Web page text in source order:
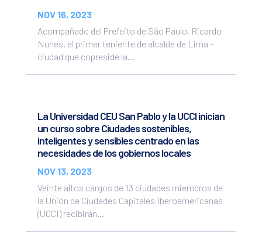
NOV 16, 2023
Acompañado del Prefeito de São Paulo, Ricardo
Nunes, el primer teniente de alcalde de Lima -
ciudad que copreside la...
La Universidad CEU San Pablo y la UCCI inician
un curso sobre Ciudades sostenibles,
inteligentes y sensibles centrado en las
necesidades de los gobiernos locales
NOV 13, 2023
Veinte altos cargos de 13 ciudades miembros de
la Unión de Ciudades Capitales Iberoamericanas
(UCCI) recibirán...